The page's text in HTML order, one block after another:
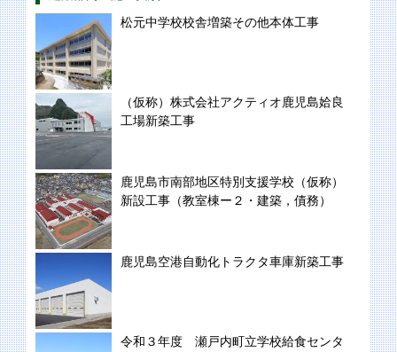
松元中学校校舎増築その他本体工事
（仮称）株式会社アクティオ鹿児島姶良
工場新築工事
鹿児島市南部地区特別支援学校（仮称）
新設工事（教室棟ー２・建築，債務）
鹿児島空港自動化トラクタ車庫新築工事
令和３年度 瀬戸内町立学校給食センタ